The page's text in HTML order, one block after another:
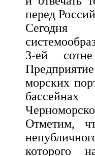
перед
3-ей
морских
Отметим,
которого